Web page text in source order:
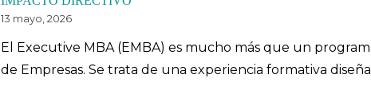
13 mayo, 2026
El Executive MBA (EMBA) es mucho más que un
de Empresas. Se trata de una experiencia formativa